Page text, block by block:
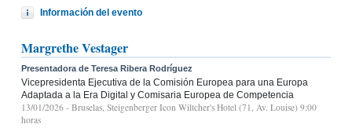
Información del evento
Margrethe Vestager
Presentadora de Teresa Ribera Rodríguez
Vicepresidenta Ejecutiva de la Comisión Europea para una Europa
Adaptada a la Era Digital y Comisaria Europea de Competencia
13/01/2026 - Bruselas, Steigenberger Icon Wiltcher's Hotel (71, Av. Louise) 9:00
horas